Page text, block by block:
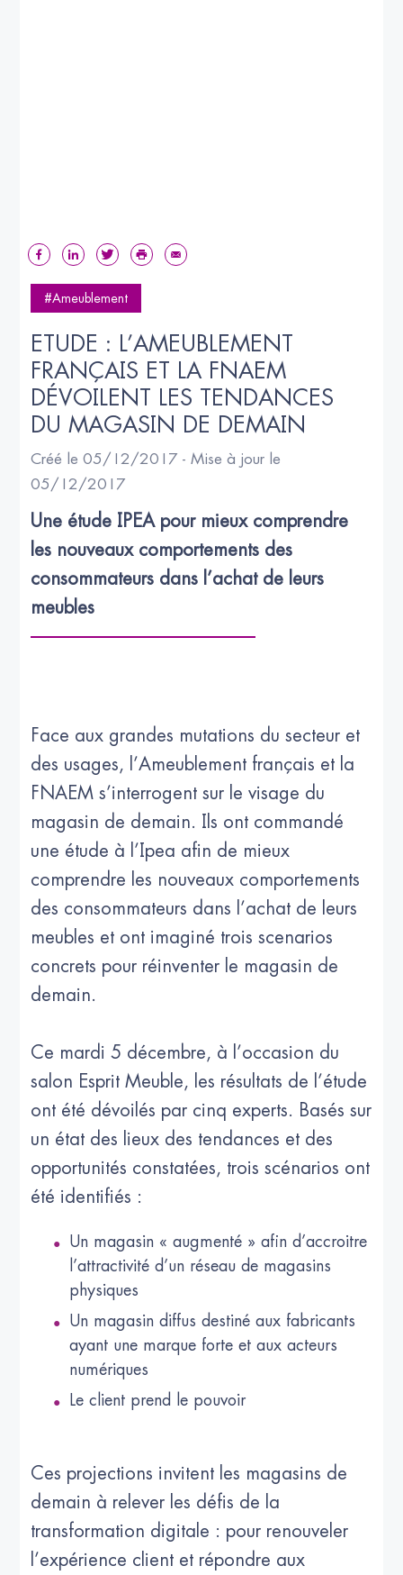
#Ameublement
ETUDE : L’AMEUBLEMENT
FRANÇAIS ET LA FNAEM
DÉVOILENT LES TENDANCES
DU MAGASIN DE DEMAIN
Créé le 05/12/2017 - Mise à jour le
05/12/2017
Une étude IPEA pour mieux comprendre
les nouveaux comportements des
consommateurs dans l’achat de leurs
meubles
Face aux grandes mutations du secteur et
des usages, l’Ameublement français et la
FNAEM s’interrogent sur le visage du
magasin de demain. Ils ont commandé
une étude à l’Ipea afin de mieux
comprendre les nouveaux comportements
des consommateurs dans l’achat de leurs
meubles et ont imaginé trois scenarios
concrets pour réinventer le magasin de
demain.
Ce mardi 5 décembre, à l’occasion du
salon Esprit Meuble, les résultats de l’étude
ont été dévoilés par cinq experts. Basés sur
un état des lieux des tendances et des
opportunités constatées, trois scénarios ont
été identifiés :
Un magasin « augmenté » afin d’accroitre
l’attractivité d’un réseau de magasins
physiques
Un magasin diffus destiné aux fabricants
ayant une marque forte et aux acteurs
numériques
Le client prend le pouvoir
Ces projections invitent les magasins de
demain à relever les défis de la
transformation digitale : pour renouveler
l’expérience client et répondre aux